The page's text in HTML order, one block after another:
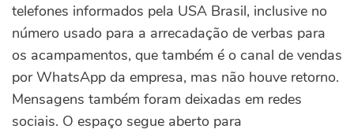
telefones informados pela USA Brasil, inclusive no
número usado para a arrecadação de verbas para
os acampamentos, que também é o canal de vendas
por WhatsApp da empresa, mas não houve retorno.
Mensagens também foram deixadas em redes
sociais. O espaço segue aberto para